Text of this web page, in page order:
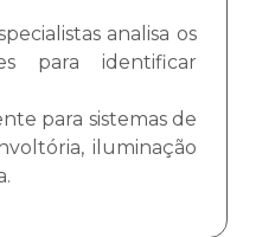
analisa os
para identificar
para sistemas de
iluminação